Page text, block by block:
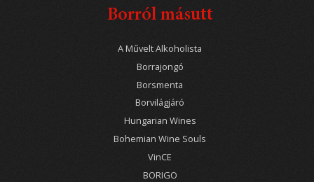
Borról másutt
A Művelt Alkoholista
Borrajongó
Borsmenta
Borvilágjáró
Hungarian Wines
Bohemian Wine Souls
VinCE
BORIGO